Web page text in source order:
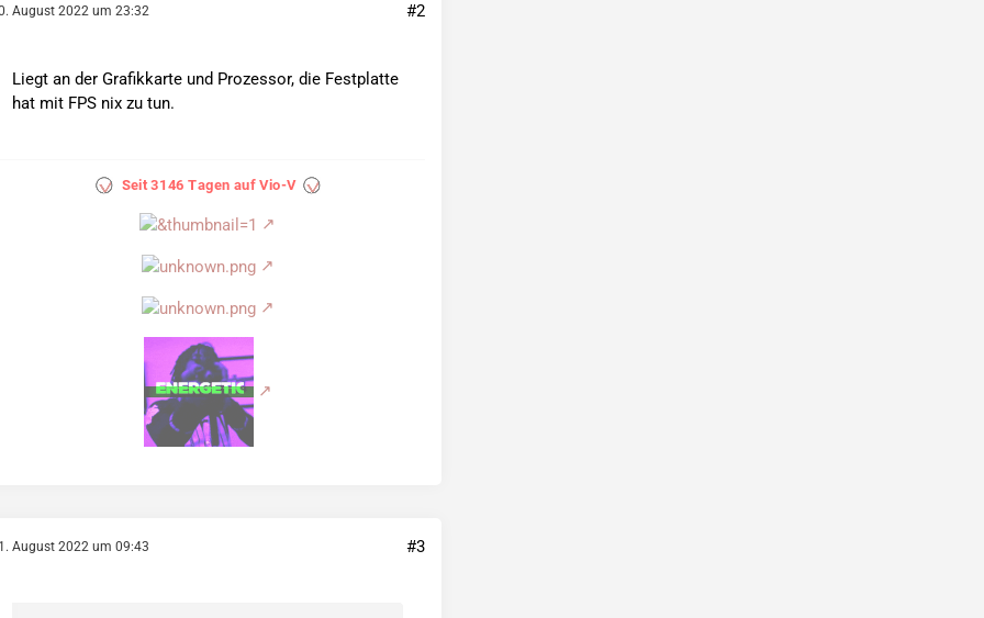
August 2022 um 23:32 #2
Liegt an der Grafikkarte und Prozessor, die Festplatte
hat mit FPS nix zu tun.
August 2022 um 09:43 #3